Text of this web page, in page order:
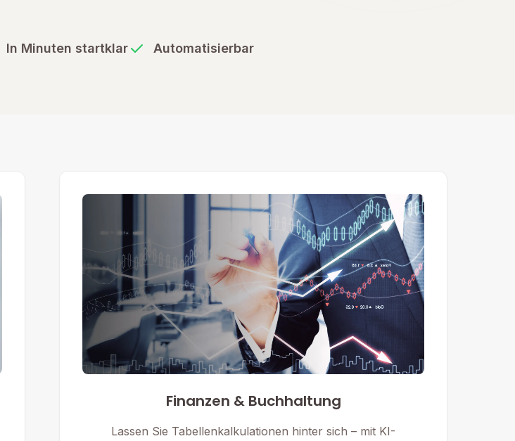
In Minuten startklar Automatisierbar
Finanzen & Buchhaltung
Lassen Sie Tabellenkalkulationen hinter sich – mit KI-